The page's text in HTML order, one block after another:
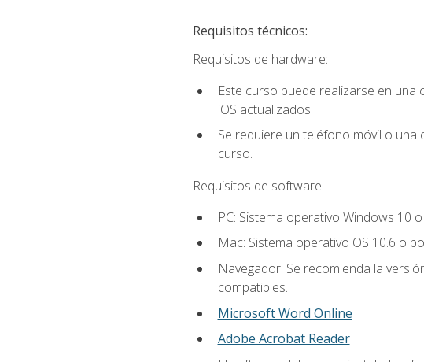
Requisitos técnicos:
Requisitos de hardware:
Este curso puede realizarse en
iOS actualizados.
Se requiere un teléfono móvil o
curso.
Requisitos de software:
PC: Sistema operativo Windows 10
Mac: Sistema operativo OS 10.6 o
Navegador: Se recomienda la
compatibles.
Microsoft Word Online
Adobe Acrobat Reader